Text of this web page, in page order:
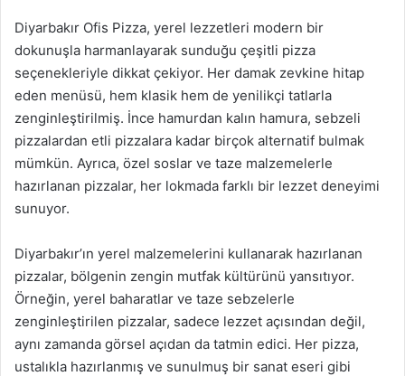
Diyarbakır Ofis Pizza, yerel lezzetleri modern bir
dokunuşla harmanlayarak sunduğu çeşitli pizza
seçenekleriyle dikkat çekiyor. Her damak zevkine hitap
eden menüsü, hem klasik hem de yenilikçi tatlarla
zenginleştirilmiş. İnce hamurdan kalın hamura, sebzeli
pizzalardan etli pizzalara kadar birçok alternatif bulmak
mümkün. Ayrıca, özel soslar ve taze malzemelerle
hazırlanan pizzalar, her lokmada farklı bir lezzet deneyimi
sunuyor.
Diyarbakır’ın yerel malzemelerini kullanarak hazırlanan
pizzalar, bölgenin zengin mutfak kültürünü yansıtıyor.
Örneğin, yerel baharatlar ve taze sebzelerle
zenginleştirilen pizzalar, sadece lezzet açısından değil,
aynı zamanda görsel açıdan da tatmin edici. Her pizza,
ustalıkla hazırlanmış ve sunulmuş bir sanat eseri gibi